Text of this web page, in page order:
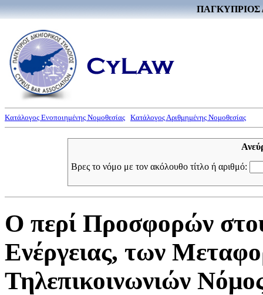
ΠΑΓΚΥΠΡΙΟΣ
Κατάλογος Ενοποιημένης Νομοθεσίας Κατάλογος Αριθμημένης Νομοθεσίας
Βρες το νόμο με τον ακόλουθο τίτλο ή αριθμό:
Ο περί Προσφορών
Ενέργειας, των
Τηλεπικοινωνιών